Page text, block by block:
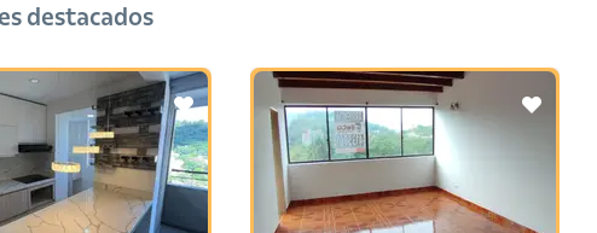
destacados